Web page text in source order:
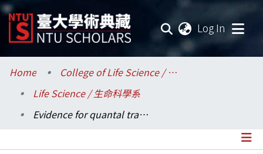
Log In
Communities & Collections
Research Outputs
Home
College of Life Science / 生命科學院
Life Science / 生命科學系
Evidence for quantal transmission at excitatory synapses on to rat trigeminal motoneurons in-vitro.